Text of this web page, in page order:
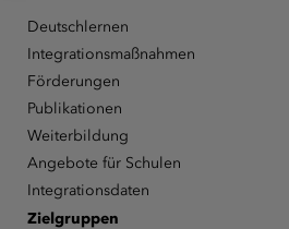
Deutschlernen
Integrationsmaßnahmen
Förderungen
Publikationen
Weiterbildung
Angebote für Schulen
Integrationsdaten
Zielgruppen